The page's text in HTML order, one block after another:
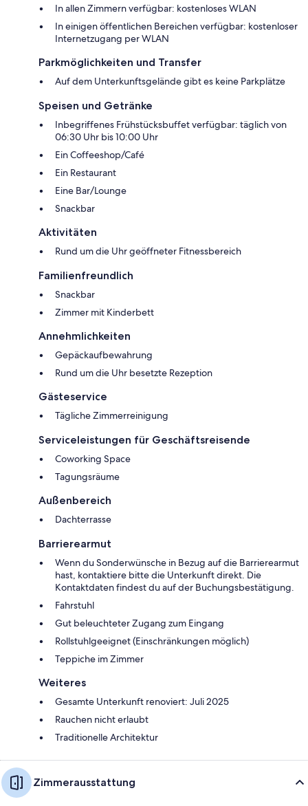
In allen Zimmern verfügbar: kostenloses WLAN
In einigen öffentlichen Bereichen verfügbar: kostenloser
Internetzugang per WLAN
Parkmöglichkeiten und Transfer
Auf dem Unterkunftsgelände gibt es keine Parkplätze
Speisen und Getränke
Inbegriffenes Frühstücksbuffet verfügbar: täglich von
06:30 Uhr bis 10:00 Uhr
Ein Coffeeshop/Café
Ein Restaurant
Eine Bar/Lounge
Snackbar
Aktivitäten
Rund um die Uhr geöffneter Fitnessbereich
Familienfreundlich
Snackbar
Zimmer mit Kinderbett
Annehmlichkeiten
Gepäckaufbewahrung
Rund um die Uhr besetzte Rezeption
Gästeservice
Tägliche Zimmerreinigung
Serviceleistungen für Geschäftsreisende
Coworking Space
Tagungsräume
Außenbereich
Dachterrasse
Barrierearmut
Wenn du Sonderwünsche in Bezug auf die Barrierearmut
hast, kontaktiere bitte die Unterkunft direkt. Die
Kontaktdaten findest du auf der Buchungsbestätigung.
Fahrstuhl
Gut beleuchteter Zugang zum Eingang
Rollstuhlgeeignet (Einschränkungen möglich)
Teppiche im Zimmer
Weiteres
Gesamte Unterkunft renoviert: Juli 2025
Rauchen nicht erlaubt
Traditionelle Architektur
Zimmerausstattung